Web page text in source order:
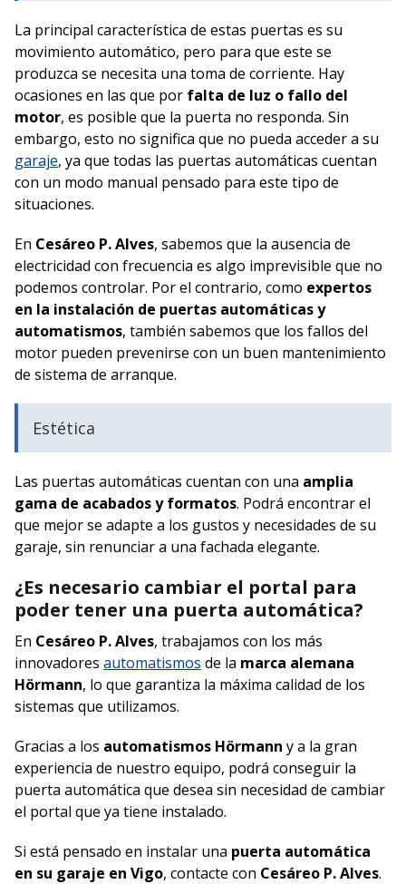
La principal característica de estas puertas es su
movimiento automático, pero para que este se
produzca se necesita una toma de corriente. Hay
ocasiones en las que por falta de luz o fallo del
motor, es posible que la puerta no responda. Sin
embargo, esto no significa que no pueda acceder a su
garaje, ya que todas las puertas automáticas cuentan
con un modo manual pensado para este tipo de
situaciones.
En Cesáreo P. Alves, sabemos que la ausencia de
electricidad con frecuencia es algo imprevisible que no
podemos controlar. Por el contrario, como expertos
en la instalación de puertas automáticas y
automatismos, también sabemos que los fallos del
motor pueden prevenirse con un buen mantenimiento
de sistema de arranque.
Estética
Las puertas automáticas cuentan con una amplia
gama de acabados y formatos. Podrá encontrar el
que mejor se adapte a los gustos y necesidades de su
garaje, sin renunciar a una fachada elegante.
¿Es necesario cambiar el portal para
poder tener una puerta automática?
En Cesáreo P. Alves, trabajamos con los más
innovadores automatismos de la marca alemana
Hörmann, lo que garantiza la máxima calidad de los
sistemas que utilizamos.
Gracias a los automatismos Hörmann y a la gran
experiencia de nuestro equipo, podrá conseguir la
puerta automática que desea sin necesidad de cambiar
el portal que ya tiene instalado.
Si está pensado en instalar una puerta automática
en su garaje en Vigo, contacte con Cesáreo P. Alves.